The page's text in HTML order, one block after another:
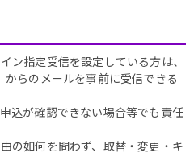
指定受信を設定している方は、
らのメールを事前に受信できる
込が確認できない場合等でも責任
の如何を問わず、取替・変更・キ